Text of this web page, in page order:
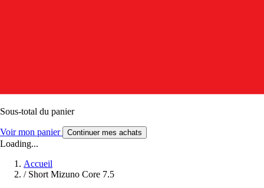
Sous-total du panier
Voir mon panier Continuer mes achats
Loading...
Accueil
/ Short Mizuno Core 7.5